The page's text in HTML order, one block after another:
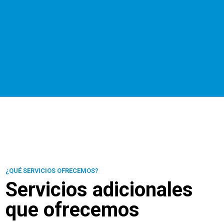
¿QUÉ SERVICIOS OFRECEMOS?
Servicios adicionales
que ofrecemos